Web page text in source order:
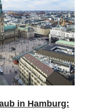
in Hamburg: